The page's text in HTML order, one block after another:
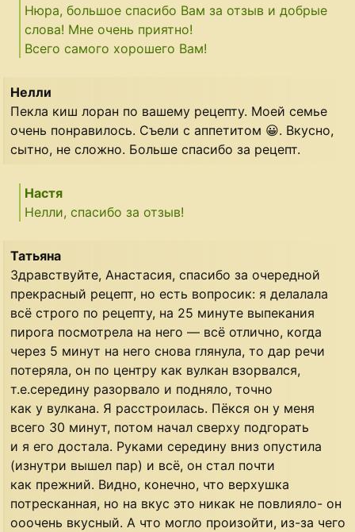
Нюра, большое спасибо Вам за отзыв и добрые
слова! Мне очень приятно!
Всего самого хорошего Вам!
Нелли
Пекла киш лоран по вашему рецепту. Моей семье
очень понравилось. Съели с аппетитом 😀. Вкусно,
сытно, не сложно. Больше спасибо за рецепт.
Настя
Нелли, спасибо за отзыв!
Татьяна
Здравствуйте, Анастасия, спасибо за очередной
прекрасный рецепт, но есть вопросик: я делалала
всё строго по рецепту, на 25 минуте выпекания
пирога посмотрела на него — всё отлично, когда
через 5 минут на него снова глянула, то дар речи
потеряла, он по центру как вулкан взорвался,
т.е.середину разорвало и подняло, точно
как у вулкана. Я расстроилась. Пёкся он у меня
всего 30 минут, потом начал сверху подгорать
и я его достала. Руками середину вниз опустила
(изнутри вышел пар) и всё, он стал почти
как прежний. Видно, конечно, что верхушка
потресканная, но на вкус это никак не повлияло- он
ооочень вкусный. А что могло произойти, из-за чего